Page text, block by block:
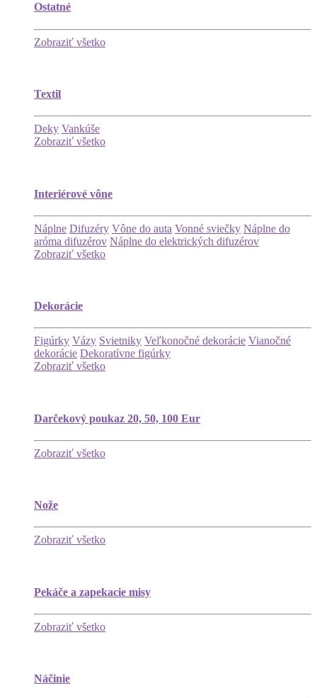
Ostatné
Zobraziť všetko
Textil
Deky Vankúše
Zobraziť všetko
Interiérové vône
Náplne Difuzéry Vône do auta Vonné sviečky Náplne do
aróma difuzérov Náplne do elektrických difuzérov
Zobraziť všetko
Dekorácie
Figúrky Vázy Svietniky Veľkonočné dekorácie Vianočné
dekorácie Dekoratívne figúrky
Zobraziť všetko
Darčekový poukaz 20, 50, 100 Eur
Zobraziť všetko
Nože
Zobraziť všetko
Pekáče a zapekacie misy
Zobraziť všetko
Náčinie